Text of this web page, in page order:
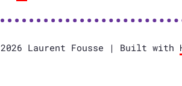
2026 Laurent Fousse | Built with